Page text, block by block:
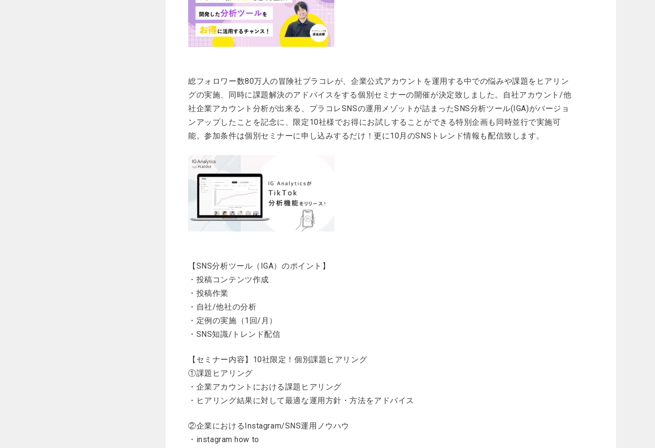
総フォロワー数80万人の冒険社プラコレが、企業公式アカウントを運用する中での悩みや課題をヒアリン
グの実施、同時に課題解決のアドバイスをする個別セミナーの開催が決定致しました。自社アカウント/他
社企業アカウント分析が出来る、プラコレSNSの運用メゾットが詰まったSNS分析ツール(IGA)がバージョ
ンアップしたことを記念に、限定10社様でお得にお試しすることができる特別企画も同時並行で実施可
能。参加条件は個別セミナーに申し込みするだけ！更に10月のSNSトレンド情報も配信致します。
【SNS分析ツール（IGA）のポイント】
・投稿コンテンツ作成
・投稿作業
・自社/他社の分析
・定例の実施（1回/月）
・SNS知識/トレンド配信
【セミナー内容】10社限定！個別課題ヒアリング
①課題ヒアリング
・企業アカウントにおける課題ヒアリング
・ヒアリング結果に対して最適な運用方針・方法をアドバイス
②企業におけるInstagram/SNS運用ノウハウ
・instagram how to